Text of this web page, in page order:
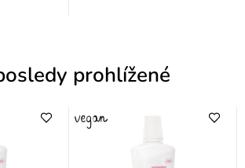
prohlížené